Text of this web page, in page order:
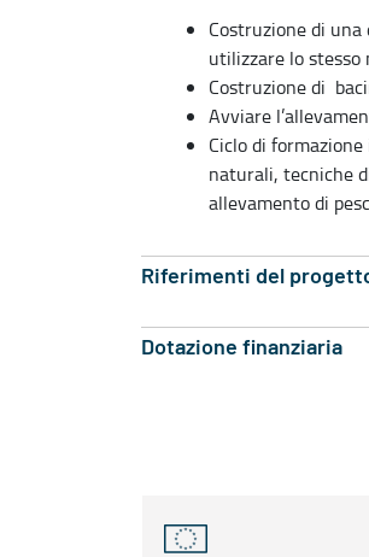
Costruzione di una
utilizzare lo stesso
Costruzione di
Avviare
Ciclo di
naturali, tecniche
allevamento di
Riferimenti del
Dotazione finanziaria